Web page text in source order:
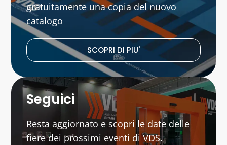
gratuitamente una copia del nuovo
catalogo
SCOPRI DI PIU'
Seguici
Resta aggiornato e scopri le date delle
fiere dei prossimi eventi di VDS.